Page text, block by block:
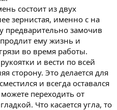
состоит из двух
зернистая, именно с на
предварительно замочив
ему жизнь и
во время работы.
и вести по всей
сторону. Это делается для
и всегда оставался
переходить от
Что касается угла, то